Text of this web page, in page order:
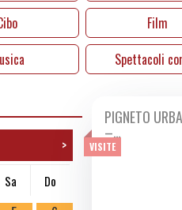
Film
Spettacoli
>
Sa Do
VISITE
DA LUN 02/09
PIGNETO
–…